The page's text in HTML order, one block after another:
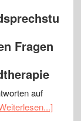
Fragen
auf